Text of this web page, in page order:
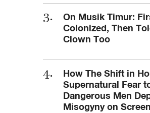
On Musik Timur:
Colonized, Then
Clown Too
How The Shift in
Supernatural Fear
Dangerous Men
Misogyny on Screen